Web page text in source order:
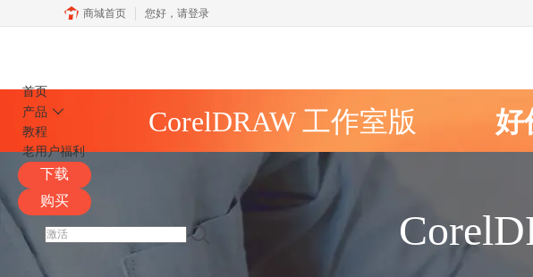
商城首页 您好， 请登录
首页
产品
教程
老用户福利
下载
购买
CorelDRAW 工作室版 好